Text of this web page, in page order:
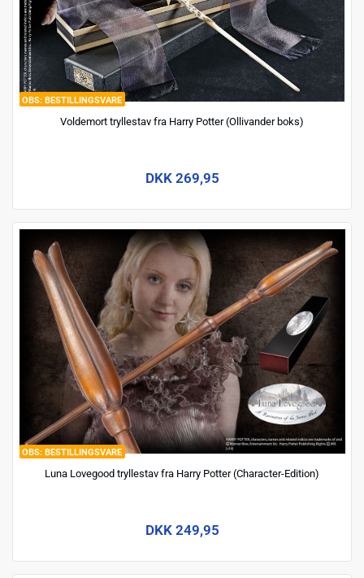
BESTILLINGSVARE
Voldemort tryllestav fra Harry Potter (Ollivander boks)
DKK 269,95
BESTILLINGSVARE
Luna Lovegood tryllestav fra Harry Potter (Character-Edition)
DKK 249,95